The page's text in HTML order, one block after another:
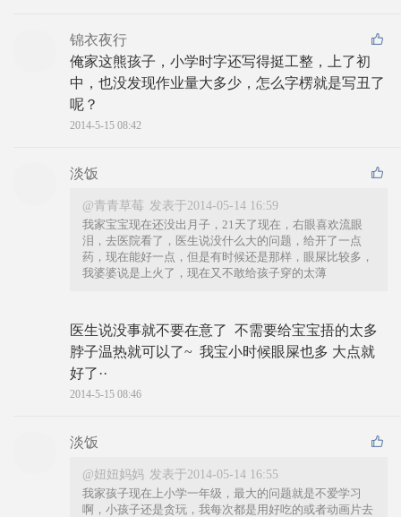
锦衣夜行
俺家这熊孩子，小学时字还写得挺工整，上了初
中，也没发现作业量大多少，怎么字楞就是写丑了
呢？
2014-5-15 08:42
淡饭
@青青草莓 发表于2014-05-14 16:59
我家宝宝现在还没出月子，21天了现在，右眼喜欢流眼
泪，去医院看了，医生说没什么大的问题，给开了一点
药，现在能好一点，但是有时候还是那样，眼屎比较多，
我婆婆说是上火了，现在又不敢给孩子穿的太薄
医生说没事就不要在意了  不需要给宝宝捂的太多
脖子温热就可以了~  我宝小时候眼屎也多 大点就
好了··
2014-5-15 08:46
淡饭
@妞妞妈妈 发表于2014-05-14 16:55
我家孩子现在上小学一年级，最大的问题就是不爱学习
啊，小孩子还是贪玩，我每次都是用好吃的或者动画片去